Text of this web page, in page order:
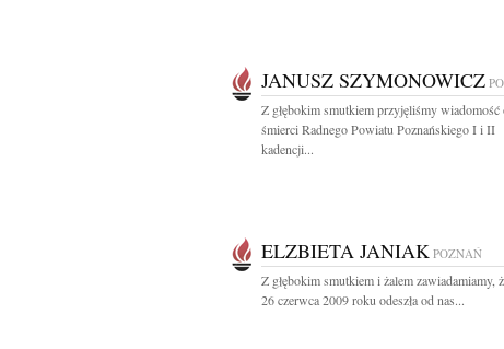
JANUSZ SZYMONOWICZ
Z głębokim smutkiem przyjęliśmy wiadomość
śmierci Radnego Powiatu Poznańskiego I i II
kadencji...
ELZBIETA JANIAK POZNAŃ
Z głębokim smutkiem i żalem zawiadamiamy,
26 czerwca 2009 roku odeszła od nas...